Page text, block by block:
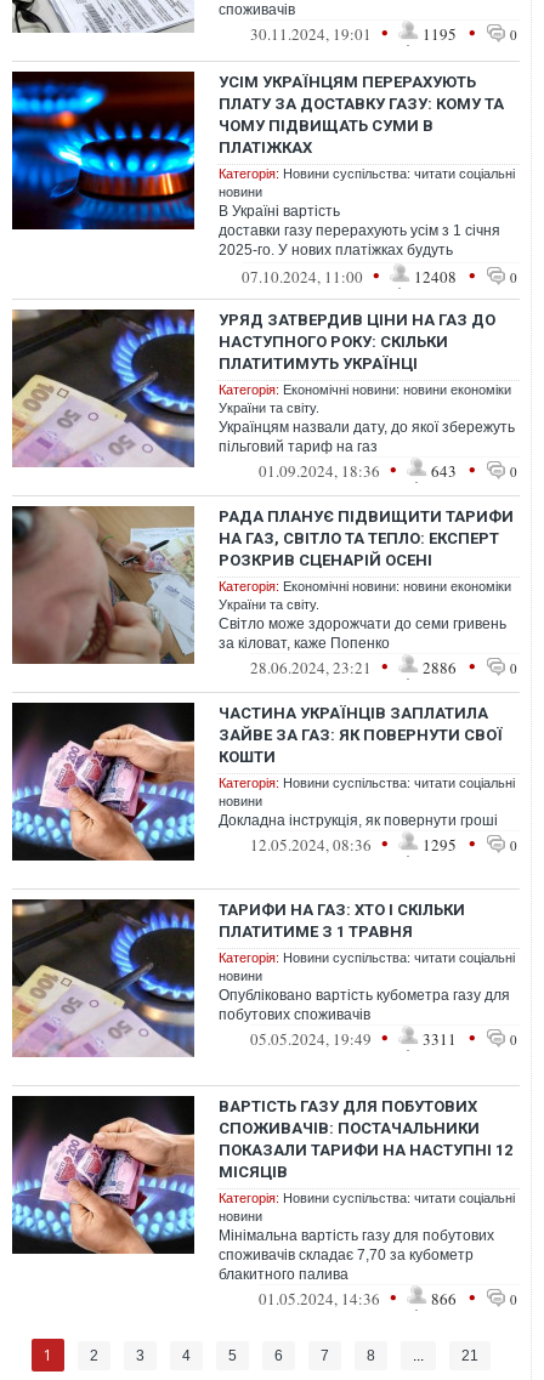
споживачів
30.11.2024, 19:01 • 1195 • 0
УСІМ УКРАЇНЦЯМ ПЕРЕРАХУЮТЬ
ПЛАТУ ЗА ДОСТАВКУ ГАЗУ: КОМУ ТА
ЧОМУ ПІДВИЩАТЬ СУМИ В
ПЛАТІЖКАХ
Категорія: Новини суспільства: читати соціальні
новини
В Україні вартість
доставки газу перерахують усім з 1 січня
2025-го. У нових платіжках будуть
враховувати споживання за газовий рік із
жовтня 2022-го ...
07.10.2024, 11:00 • 12408 • 0
УРЯД ЗАТВЕРДИВ ЦІНИ НА ГАЗ ДО
НАСТУПНОГО РОКУ: СКІЛЬКИ
ПЛАТИТИМУТЬ УКРАЇНЦІ
Категорія: Економічні новини: новини економіки
України та світу.
Українцям назвали дату, до якої збережуть
пільговий тариф на газ
01.09.2024, 18:36 • 643 • 0
РАДА ПЛАНУЄ ПІДВИЩИТИ ТАРИФИ
НА ГАЗ, СВІТЛО ТА ТЕПЛО: ЕКСПЕРТ
РОЗКРИВ СЦЕНАРІЙ ОСЕНІ
Категорія: Економічні новини: новини економіки
України та світу.
Світло може здорожчати до семи гривень
за кіловат, каже Попенко
28.06.2024, 23:21 • 2886 • 0
ЧАСТИНА УКРАЇНЦІВ ЗАПЛАТИЛА
ЗАЙВЕ ЗА ГАЗ: ЯК ПОВЕРНУТИ СВОЇ
КОШТИ
Категорія: Новини суспільства: читати соціальні
новини
Докладна інструкція, як повернути гроші
12.05.2024, 08:36 • 1295 • 0
ТАРИФИ НА ГАЗ: ХТО І СКІЛЬКИ
ПЛАТИТИМЕ З 1 ТРАВНЯ
Категорія: Новини суспільства: читати соціальні
новини
Опубліковано вартість кубометра газу для
побутових споживачів
05.05.2024, 19:49 • 3311 • 0
ВАРТІСТЬ ГАЗУ ДЛЯ ПОБУТОВИХ
СПОЖИВАЧІВ: ПОСТАЧАЛЬНИКИ
ПОКАЗАЛИ ТАРИФИ НА НАСТУПНІ 12
МІСЯЦІВ
Категорія: Новини суспільства: читати соціальні
новини
Мінімальна вартість газу для побутових
споживачів складає 7,70 за кубометр
блакитного палива
01.05.2024, 14:36 • 866 • 0
1 2 3 4 5 6 7 8 ... 21